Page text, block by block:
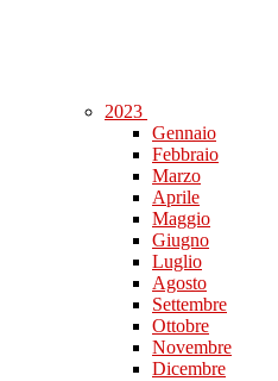
2023
Gennaio
Febbraio
Marzo
Aprile
Maggio
Giugno
Luglio
Agosto
Settembre
Ottobre
Novembre
Dicembre